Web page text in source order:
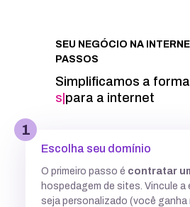
Informações técnicas
Banco de dados MySQL ilimitados
7,7GB
SEU NEGÓCIO NA
PASSOS
Simplificamos a
seu proj para a internet
1
Escolha seu domínio
O primeiro passo é contratar
hospedagem de sites. Vincule a
seja personalizado (você ganha